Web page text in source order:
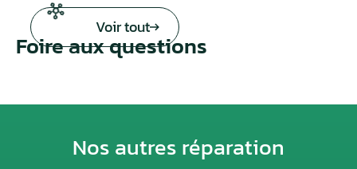
Voir tout
Foire aux questions
Nos autres réparation